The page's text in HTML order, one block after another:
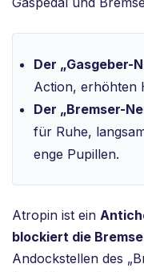
Der „Gasgeber-
Action, erhöhten
Der „Bremser-
für Ruhe,
enge Pupillen.
Atropin ist ein
blockiert die Bremse
Andockstellen des